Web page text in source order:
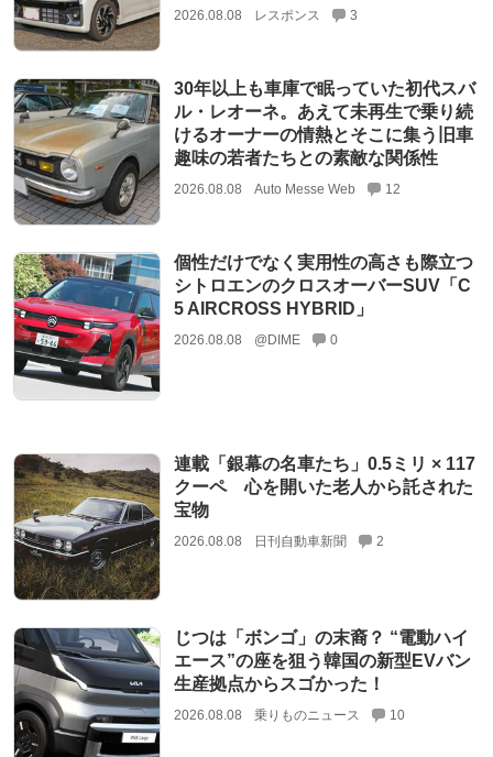
2026.08.08 レスポンス 3
30年以上も車庫で眠っていた初代スバ
ル・レオーネ。あえて未再生で乗り続
けるオーナーの情熱とそこに集う旧車
趣味の若者たちとの素敵な関係性
2026.08.08 Auto Messe Web 12
個性だけでなく実用性の高さも際立つ
シトロエンのクロスオーバーSUV「C
5 AIRCROSS HYBRID」
2026.08.08 @DIME 0
連載「銀幕の名車たち」0.5ミリ × 117
クーペ 心を開いた老人から託された
宝物
2026.08.08 日刊自動車新聞 2
じつは「ボンゴ」の末裔？ “電動ハイ
エース”の座を狙う韓国の新型EVバン
生産拠点からスゴかった！
2026.08.08 乗りものニュース 10